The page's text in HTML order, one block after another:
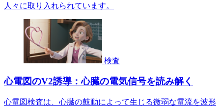
人々に取り入れられています。
検査
心電図のV2誘導：心臓の電気信号を読み解く
心電図検査は、心臓の鼓動によって生じる微弱な電流を波形